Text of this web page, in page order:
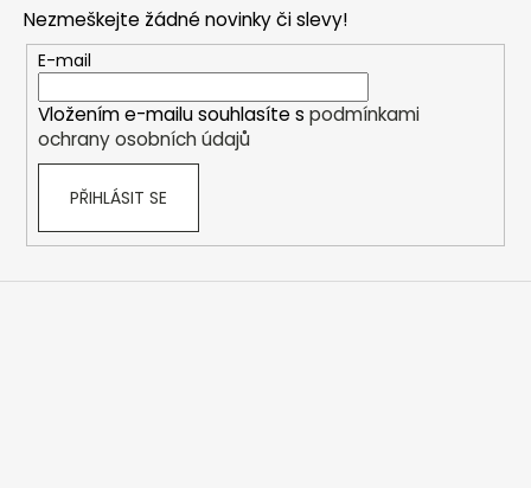
Nezmeškejte žádné novinky či slevy!
E-mail
Vložením e-mailu souhlasíte s podmínkami
ochrany osobních údajů
PŘIHLÁSIT SE